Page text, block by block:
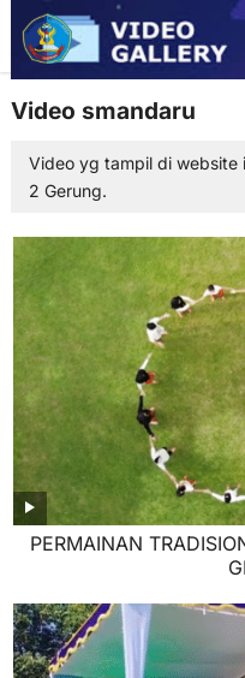
Video smandaru
Video yg tampil di website
2 Gerung.
PERMAINAN